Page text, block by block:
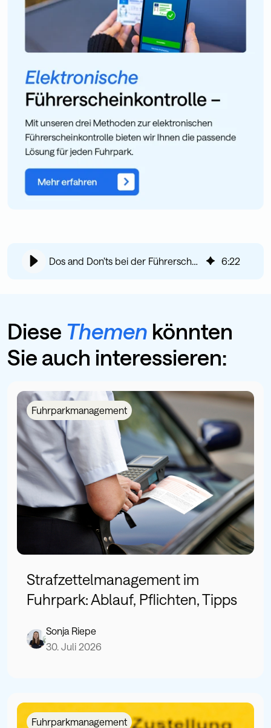
Dos and Don’ts bei der Führerscheinkontrolle 6:22
Diese Themen könnten
Sie auch interessieren:
Fuhrparkmanagement
Strafzettelmanagement im
Fuhrpark: Ablauf, Pflichten, Tipps
Sonja Riepe
30. Juli 2026
Fuhrparkmanagement